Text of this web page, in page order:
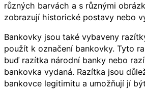
různých barvách a s různými
zobrazují historické postavy nebo
Bankovky jsou také vybaveny
použít k označení bankovky. Tyto
buď razítka národní banky nebo
bankovka vydaná. Razítka jsou
bankovce legitimitu a umožňují jí